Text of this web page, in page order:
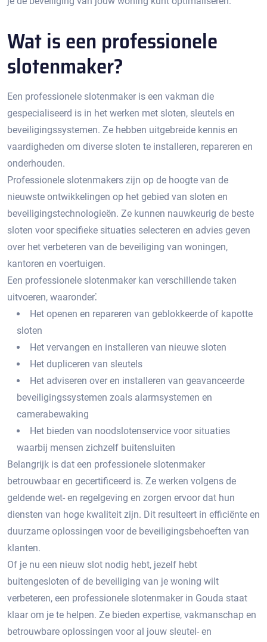
Wat is een professionele
slotenmaker?​
Een professionele slotenmaker is een vakman die
gespecialiseerd is in het werken met sloten, sleutels en
beveiligingssystemen.​ Ze hebben uitgebreide kennis en
vaardigheden om diverse sloten te installeren, repareren en
onderhouden.​
Professionele slotenmakers zijn op de hoogte van de
nieuwste ontwikkelingen op het gebied van sloten en
beveiligingstechnologieën.​ Ze kunnen nauwkeurig de beste
sloten voor specifieke situaties selecteren en advies geven
over het verbeteren van de beveiliging van woningen,
kantoren en voertuigen.​
Een professionele slotenmaker kan verschillende taken
uitvoeren, waaronder⁚
Het openen en repareren van geblokkeerde of kapotte
sloten
Het vervangen en installeren van nieuwe sloten
Het dupliceren van sleutels
Het adviseren over en installeren van geavanceerde
beveiligingssystemen zoals alarmsystemen en
camerabewaking
Het bieden van noodslotenservice voor situaties
waarbij mensen zichzelf buitensluiten
Belangrijk is dat een professionele slotenmaker
betrouwbaar en gecertificeerd is.​ Ze werken volgens de
geldende wet- en regelgeving en zorgen ervoor dat hun
diensten van hoge kwaliteit zijn.​ Dit resulteert in efficiënte en
duurzame oplossingen voor de beveiligingsbehoeften van
klanten.​
Of je nu een nieuw slot nodig hebt, jezelf hebt
buitengesloten of de beveiliging van je woning wilt
verbeteren, een professionele slotenmaker in Gouda staat
klaar om je te helpen.​ Ze bieden expertise, vakmanschap en
betrouwbare oplossingen voor al jouw sleutel- en